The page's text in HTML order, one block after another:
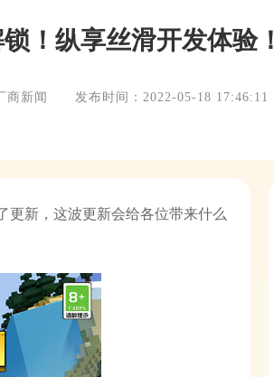
！纵享丝滑开发体验！
商新闻 发布时间：2022-05-18 17:46:11
更新，这波更新会给各位带来什么